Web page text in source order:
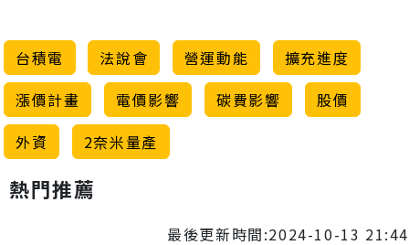
台積電 法說會 營運動能
擴充進度
漲價計畫
電價影響 碳費影響
股價
外資
2奈米量產
熱門推薦
最後更新時間:2024-10-13 21:44